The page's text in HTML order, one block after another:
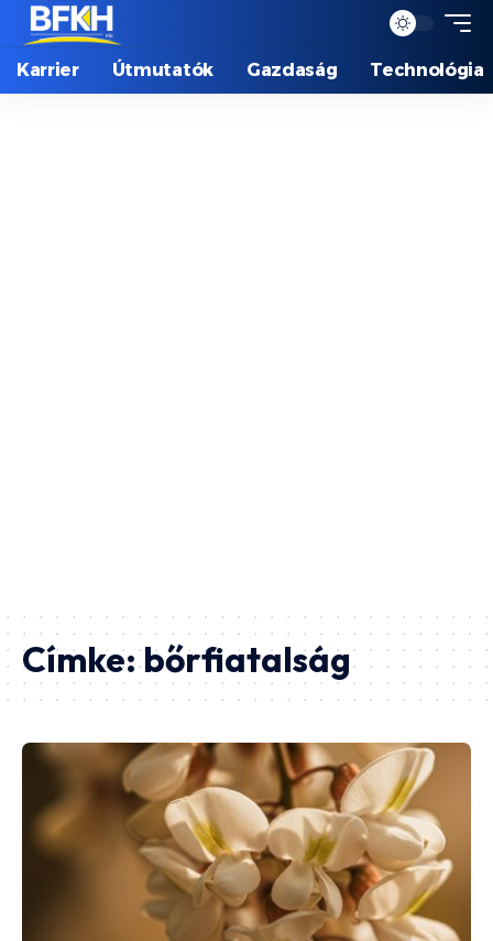
Karrier Útmutatók Gazdaság Technológia
Címke:bőrfiatalság